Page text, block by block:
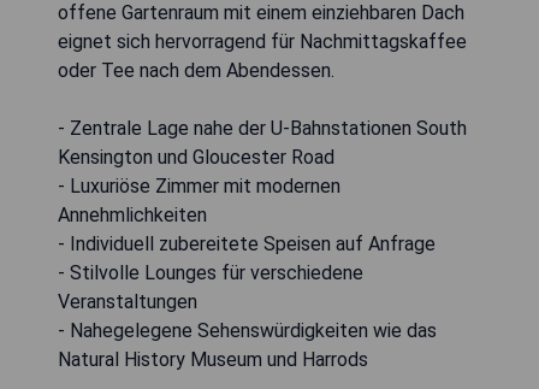
offene Gartenraum mit einem einziehbaren Dach
eignet sich hervorragend für Nachmittagskaffee
oder Tee nach dem Abendessen.
- Zentrale Lage nahe der U-Bahnstationen South
Kensington und Gloucester Road
- Luxuriöse Zimmer mit modernen
Annehmlichkeiten
- Individuell zubereitete Speisen auf Anfrage
- Stilvolle Lounges für verschiedene
Veranstaltungen
- Nahegelegene Sehenswürdigkeiten wie das
Natural History Museum und Harrods